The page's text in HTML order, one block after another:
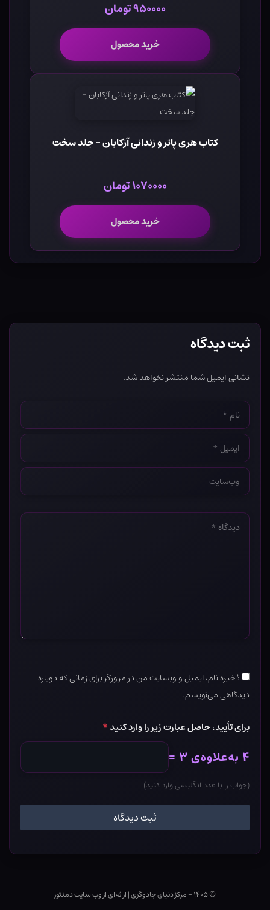
۹۵۰۰۰۰ تومان
خرید محصول
کتاب هری پاتر و زندانی آزکابان - جلد سخت
۱۰۷۰۰۰۰ تومان
خرید محصول
ثبت دیدگاه
نشانی ایمیل شما منتشر نخواهد شد.
نام
*
ایمیل
*
وب‌سایت
*
دیدگاه
ذخیره نام، ایمیل و وبسایت من در مرورگر برای زمانی که دوباره
دیدگاهی می‌نویسم.
برای تأیید، حاصل عبارت زیر را وارد کنید*
۴ به‌علاوه‌ی ۳ =
(جواب را با عدد انگلیسی وارد کنید)
© ۱۴۰۵ - مرکز دنیای جادوگری |ارائه‌ای از وب ‌سایت دمنتور